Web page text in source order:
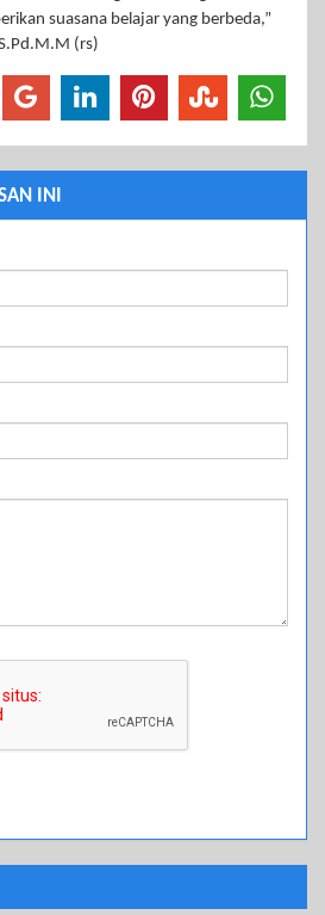
suasana belajar yang berbeda,”
(rs)
INI